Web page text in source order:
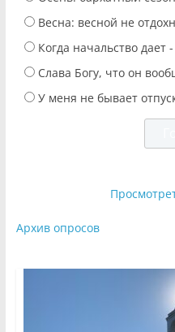
Весна: весной не
Когда начальство дает
Слава Богу, что он
У меня не бывает
Архив опросов